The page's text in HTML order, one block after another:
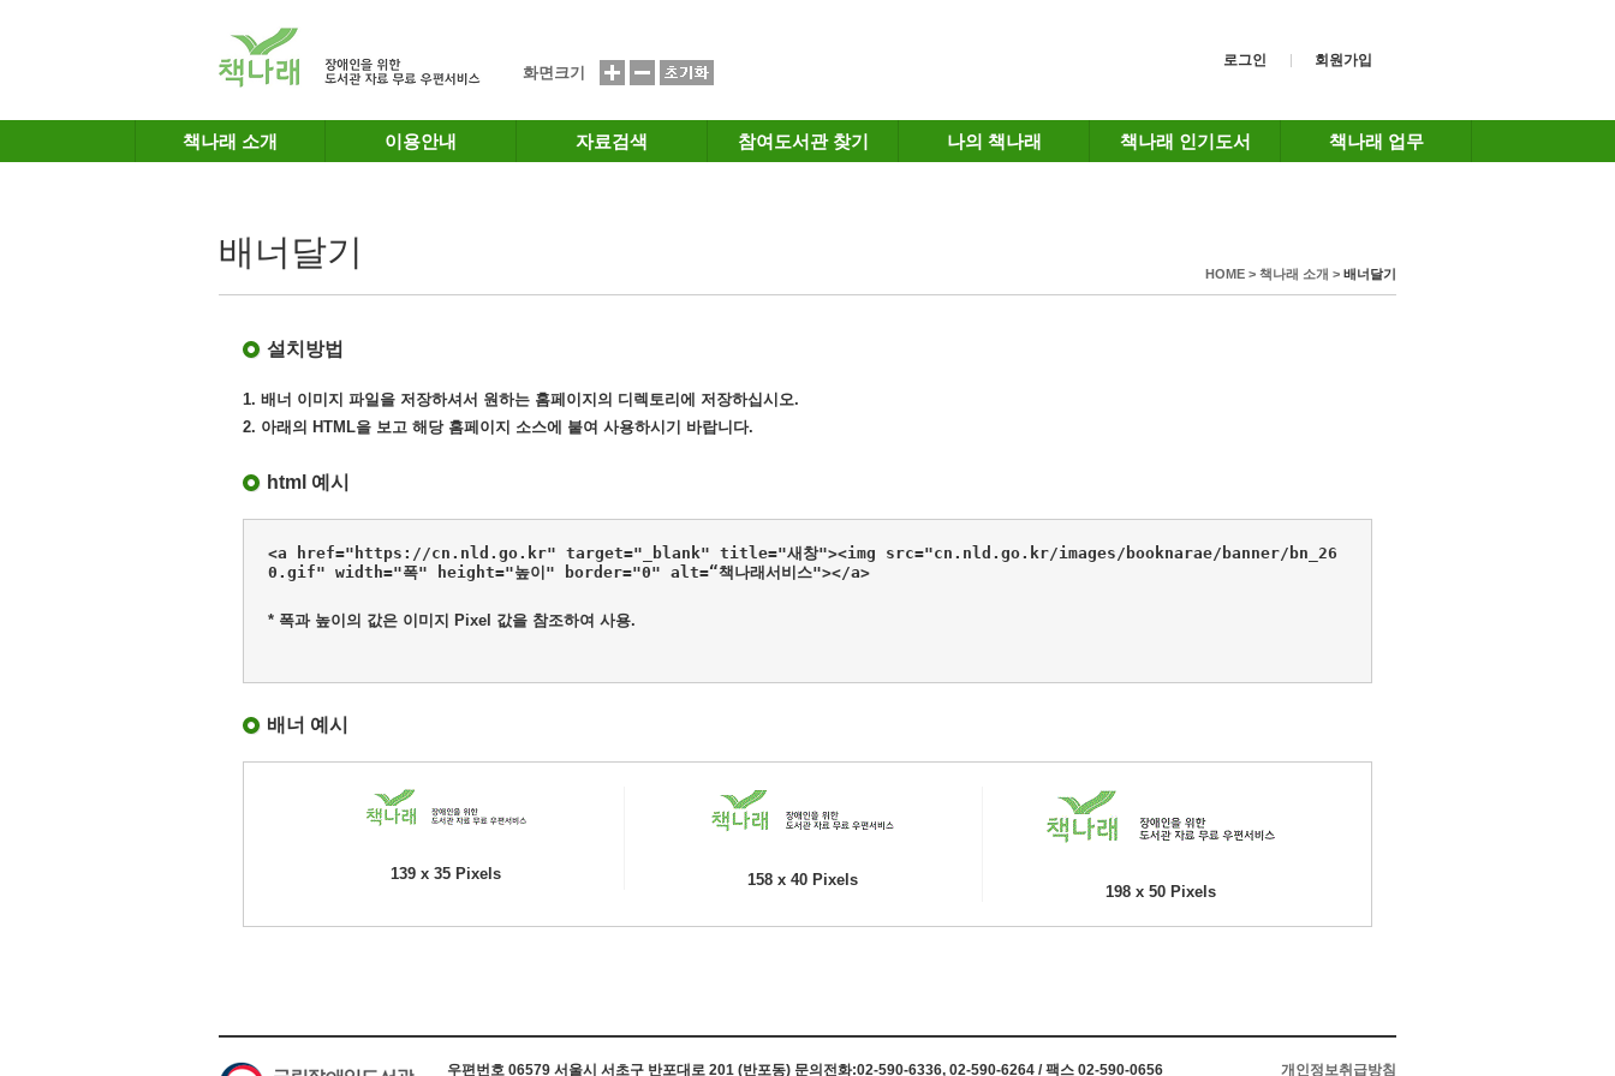
화면크기
로그인 회원가입
책나래 소개 이용안내 자료검색 참여도서관 찾기 나의 책나래 책나래 인기도서 책나래 업무
배너달기
HOME > 책나래 소개 > 배너달기
설치방법
1. 배너 이미지 파일을 저장하셔서 원하는 홈페이지의 디렉토리에 저장하십시오.
2. 아래의 HTML을 보고 해당 홈페이지 소스에 붙여 사용하시기 바랍니다.
html 예시
<a href="https://cn.nld.go.kr" target="_blank" title="새창"><img src="cn.nld.go.kr/images/booknarae/banner/bn_26
0.gif" width="폭" height="높이" border="0" alt=“책나래서비스"></a>
* 폭과 높이의 값은 이미지 Pixel 값을 참조하여 사용.
배너 예시
139 x 35 Pixels 158 x 40 Pixels
198 x 50 Pixels
개인정보취급방침
우편번호 06579 서울시 서초구 반포대로 201 (반포동) 문의전화:02-590-6336, 02-590-6264 / 팩스 02-590-0656